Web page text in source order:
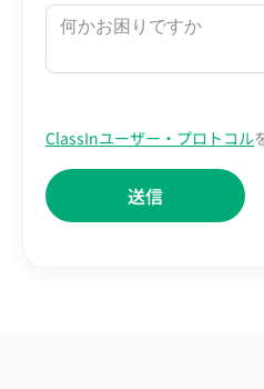
ClassInユーザー・プロトコル
送信